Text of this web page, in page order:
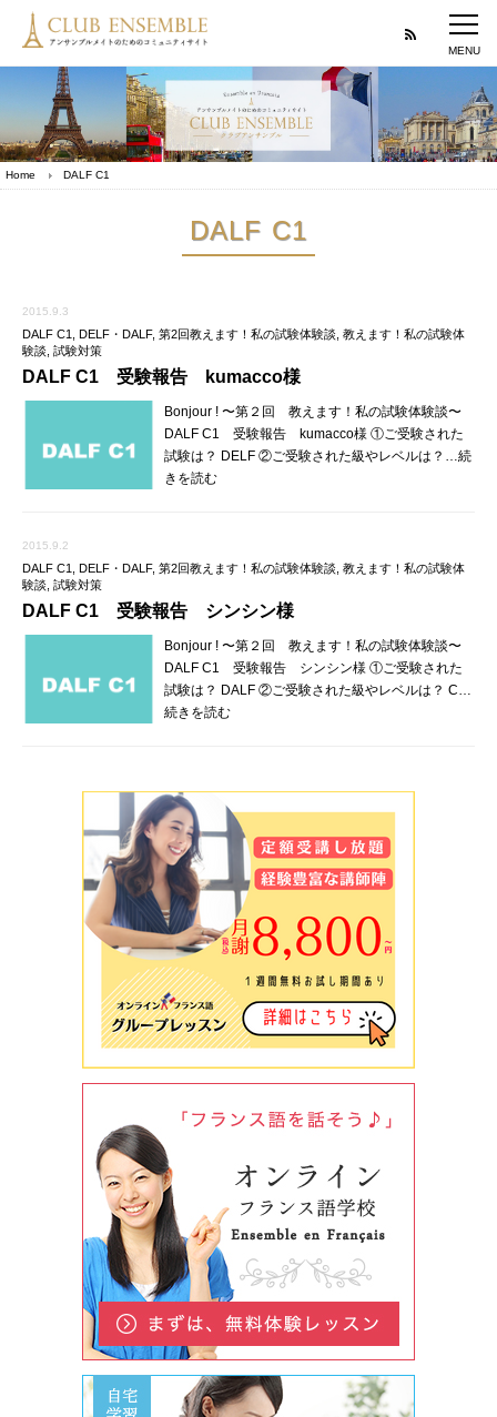
Home DALF C1
DALF C1
2015.9.3
DALF C1 DELF・DALF, 第2回教えます！私の試験体験談 教えます！私の試験体
験談 試験対策
DALF C1 受験報告 kumacco様
Bonjour ! 〜第２回 教えます！私の試験体験談〜
DALF C1 受験報告 kumacco様 ①ご受験された
試験は？ DELF ②ご受験された級やレベルは？…続
きを読む
2015.9.2
DALF C1 DELF・DALF, 第2回教えます！私の試験体験談 教えます！私の試験体
験談 試験対策
DALF C1 受験報告 シンシン様
Bonjour ! 〜第２回 教えます！私の試験体験談〜
DALF C1 受験報告 シンシン様 ①ご受験された
試験は？ DALF ②ご受験された級やレベルは？ C…
続きを読む